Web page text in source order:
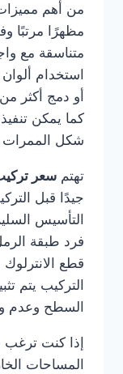
من أهم مميزات
مظهرًا مرتبًا
متناسقة مع
استخدام ألوان
أو دمج أكثر
كما يمكن
شكل الممرات
تهتم سعر
جيدًا قبل
التأسيس
فرد طبقة
قطع
التركيب يتم
السطح وعدم
إذا كنت
المساحات